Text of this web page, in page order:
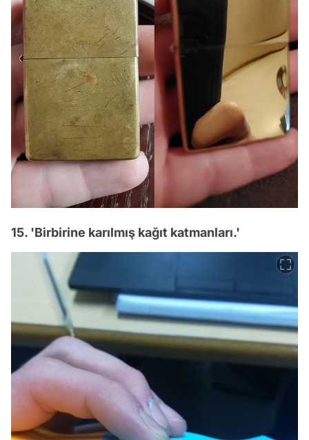
15. 'Birbirine karılmış kağıt katmanları.'